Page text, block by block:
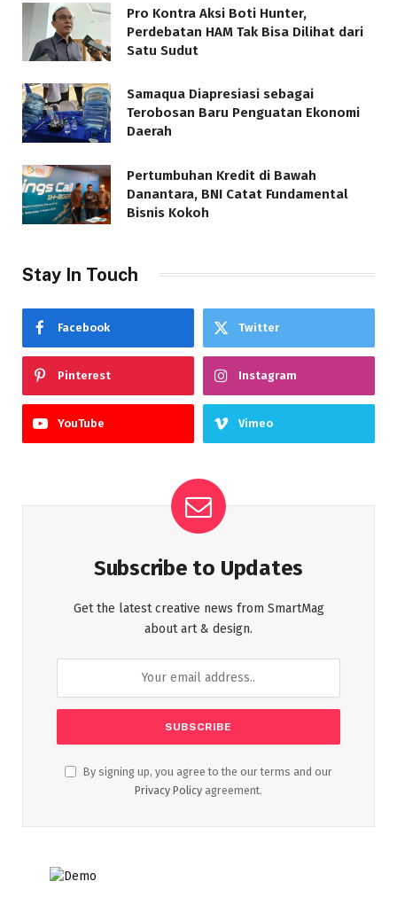
Pro Kontra Aksi Boti Hunter,
Perdebatan HAM Tak Bisa Dilihat dari
Satu Sudut
Samaqua Diapresiasi sebagai
Terobosan Baru Penguatan Ekonomi
Daerah
Pertumbuhan Kredit di Bawah
Danantara, BNI Catat Fundamental
Bisnis Kokoh
Stay In Touch
Facebook Twitter
Pinterest Instagram
YouTube Vimeo
Subscribe to Updates
Get the latest creative news from SmartMag
about art & design.
By signing up, you agree to the our terms and our
Privacy Policy agreement.